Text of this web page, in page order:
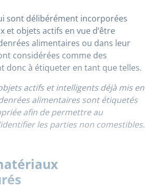
sont délibérément incorporées
et objets actifs en vue d’être
alimentaires ou dans leur
considérées comme des
donc à étiqueter en tant que telles.
actifs et intelligents déjà mis en
alimentaires sont étiquetés
afin de permettre au
les parties non comestibles.